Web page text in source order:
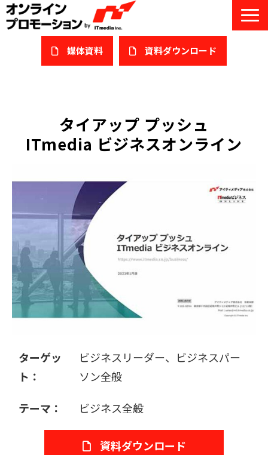
媒体資料 ​資料ダウンロード
私たちについて
サービスガイド/お役立ち資料
オンライン展示会/協賛ウェビナー
セミナー情報/ブログ
販売パートナー募集
タイアップ プッシュ
ITmedia ビジネスオンライン
ターゲッ
ト：
ビジネスリーダー、ビジネスパー
ソン全般
テーマ： ビジネス全般
資料ダウンロード